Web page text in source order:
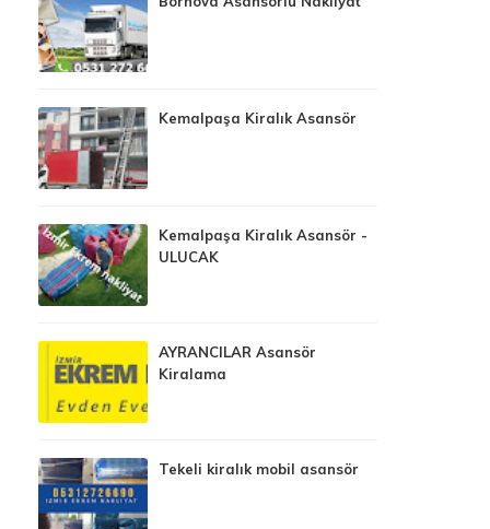
Kemalpaşa Kiralık Asansör
Kemalpaşa Kiralık Asansör -
ULUCAK
AYRANCILAR Asansör
Kiralama
Tekeli kiralık mobil asansör